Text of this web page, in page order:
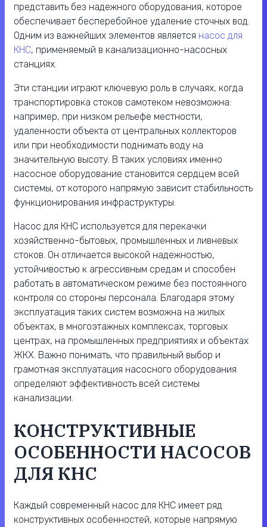
представить без надежного оборудования, которое
обеспечивает бесперебойное удаление сточных вод.
Одним из важнейших элементов является насос для
КНС, применяемый в канализационно-насосных
станциях.
Эти станции играют ключевую роль в случаях, когда
транспортировка стоков самотеком невозможна:
например, при низком рельефе местности,
удаленности объекта от центральных коллекторов
или при необходимости поднимать воду на
значительную высоту. В таких условиях именно
насосное оборудование становится сердцем всей
системы, от которого напрямую зависит стабильность
функционирования инфраструктуры.
Насос для КНС используется для перекачки
хозяйственно-бытовых, промышленных и ливневых
стоков. Он отличается высокой надежностью,
устойчивостью к агрессивным средам и способен
работать в автоматическом режиме без постоянного
контроля со стороны персонала. Благодаря этому
эксплуатация таких систем возможна на жилых
объектах, в многоэтажных комплексах, торговых
центрах, на промышленных предприятиях и объектах
ЖКХ. Важно понимать, что правильный выбор и
грамотная эксплуатация насосного оборудования
определяют эффективность всей системы
канализации.
КОНСТРУКТИВНЫЕ
ОСОБЕННОСТИ НАСОСОВ
ДЛЯ КНС
Каждый современный насос для КНС имеет ряд
конструктивных особенностей, которые напрямую